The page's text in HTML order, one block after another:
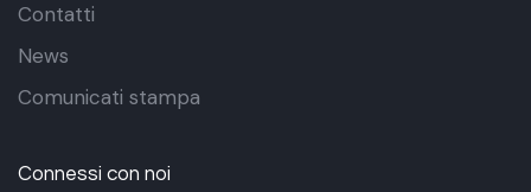
Contatti
News
Comunicati stampa
Connessi con noi